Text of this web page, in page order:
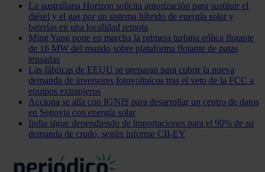
La australiana Horizon solicita autorización para sustituir el
diésel y el gas por un sistema híbrido de energía solar y
baterías en una localidad remota
Ming Yang pone en marcha la primera turbina eólica flotante
de 16 MW del mundo sobre plataforma flotante de patas
tensadas
Las fábricas de EEUU se preparan para cubrir la nueva
demanda de inversores fotovoltaicos tras el veto de la FCC a
equipos extranjeros
Acciona se alía con IGNIS para desarrollar un centro de datos
en Segovia con energía solar
India sigue dependiendo de importaciones para el 90% de su
demanda de crudo, según informe CII-EY